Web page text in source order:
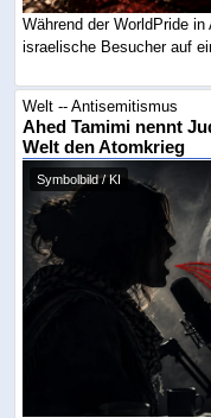
Während der WorldPride
israelische Besucher auf
Welt -- Antisemitismus
Ahed Tamimi nennt
Welt den Atomkrieg
Symbolbild / KI